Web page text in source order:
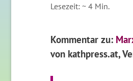
Lesezeit: ~4 Min.
Kommentar zu:
von kathpress.at,